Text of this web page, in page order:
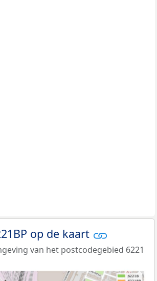
op de kaart
van het postcodegebied 6221